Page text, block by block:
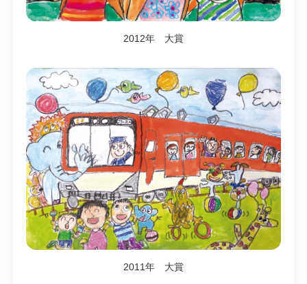
2012年 大賞
2011年 大賞